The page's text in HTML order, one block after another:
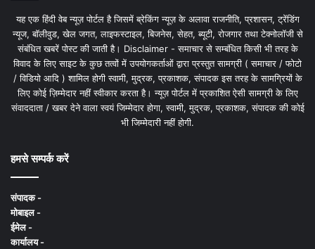
यह एक हिंदी वेब न्यूज़ पोर्टल है जिसमें ब्रेकिंग न्यूज़ के अलावा राजनीति, प्रशासन, ट्रेंडिंग
न्यूज, बॉलीवुड, खेल जगत, लाइफस्टाइल, बिजनेस, सेहत, ब्यूटी, रोजगार तथा टेक्नोलॉजी से
संबंधित खबरें पोस्ट की जाती है। Disclaimer - समाचार से सम्बंधित किसी भी तरह के
विवाद के लिए साइट के कुछ तत्वों में उपयोगकर्ताओं द्वारा प्रस्तुत सामग्री ( समाचार / फोटो
/ विडियो आदि ) शामिल होगी स्वामी, मुद्रक, प्रकाशक, संपादक इस तरह के सामग्रियों के
लिए कोई ज़िम्मेदार नहीं स्वीकार करता है। न्यूज़ पोर्टल में प्रकाशित ऐसी सामग्री के लिए
संवाददाता / खबर देने वाला स्वयं जिम्मेदार होगा, स्वामी, मुद्रक, प्रकाशक, संपादक की कोई
भी जिम्मेदारी नहीं होगी.
हमसे सम्पर्क करें
संपादक -
मोबाइल -
ईमेल -
कार्यालय -